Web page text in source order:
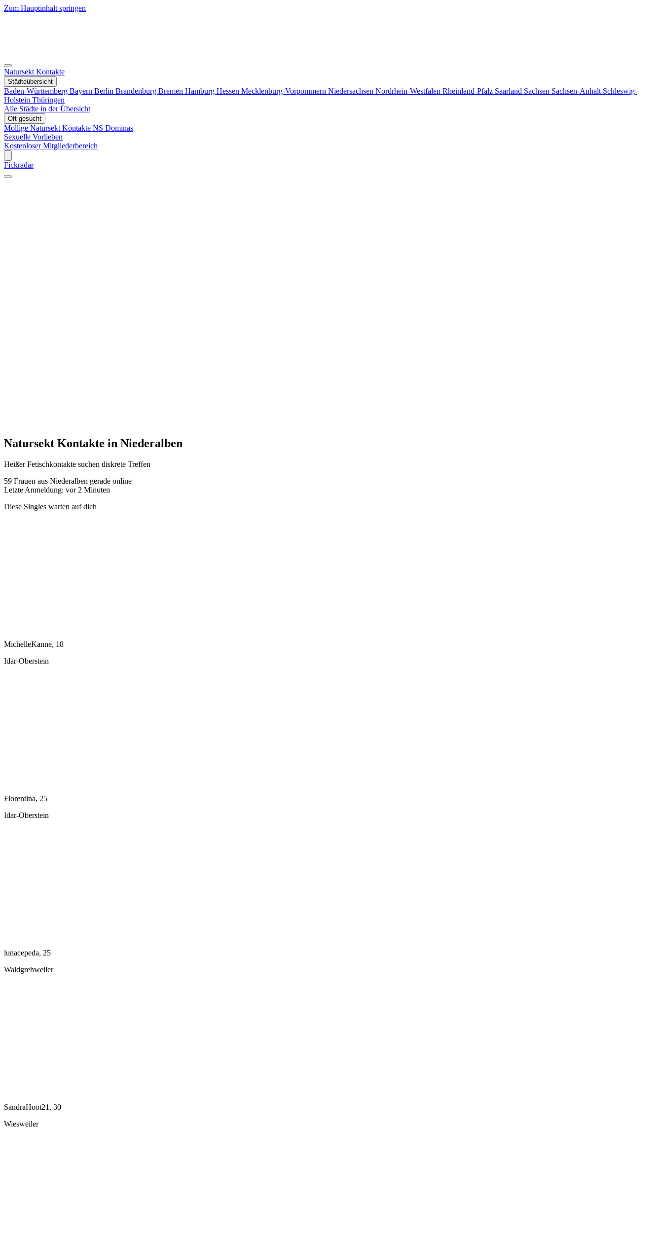
Zum Hauptinhalt springen
Natursekt Kontakte
Städteübersicht
Baden-Württemberg Bayern Berlin Brandenburg Bremen Hamburg Hessen Mecklenburg-Vorpommern Niedersachsen Nordrhein-Westfalen Rheinland-Pfalz Saarland Sachsen Sachsen-Anhalt Schleswig-
Holstein Thüringen
Alle Städte in der Übersicht
Oft gesucht
Mollige Natursekt Kontakte NS Dominas
Sexuelle Vorlieben
Kostenloser Mitgliederbereich
Fickradar
Natursekt Kontakte in Niederalben
Heißer Fetischkontakte suchen diskrete Treffen
59 Frauen aus Niederalben gerade online
Letzte Anmeldung: vor 2 Minuten
Diese Singles warten auf dich
MichelleKanne, 18
Idar-Oberstein
Florentina, 25
Idar-Oberstein
lunacepeda, 25
Waldgrehweiler
SandraHoot21, 30
Wiesweiler